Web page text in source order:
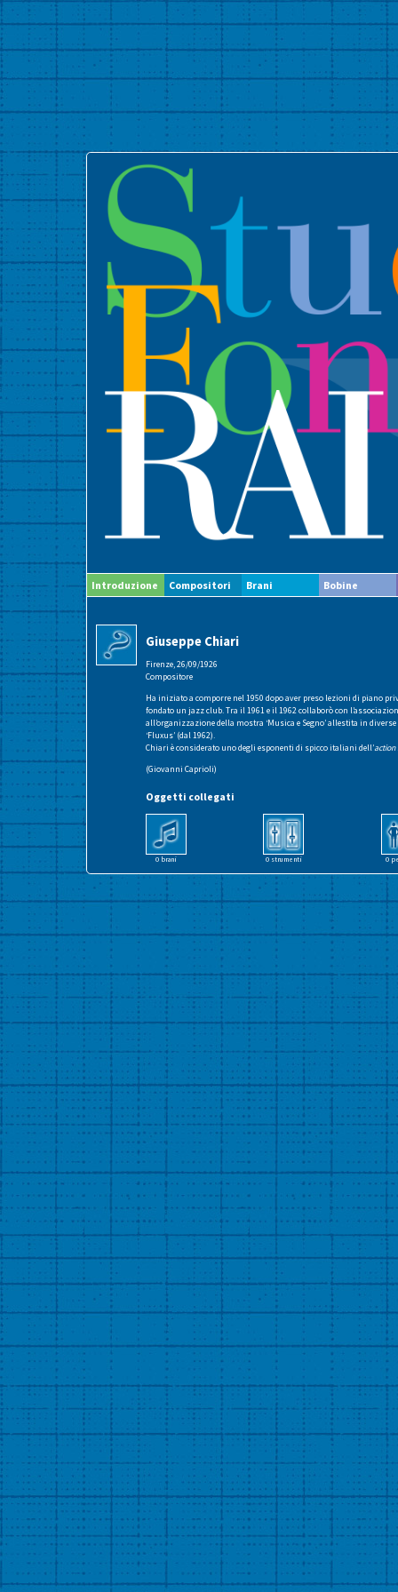
Introduzione Compositori Brani Bobine
Giuseppe Chiari
Firenze, 26/09/1926
Compositore
Ha iniziato a comporre nel 1950 dopo aver preso lezioni di piano
fondato un jazz club. Tra il 1961 e il 1962 collaborò con
all’organizzazione della mostra ‘Musica e Segno’ allestita in
‘Fluxus’ (dal 1962).
Chiari è considerato uno degli esponenti di spicco italiani dell’action
(Giovanni Caprioli)
Oggetti collegati
0 brani 0 strumenti 0